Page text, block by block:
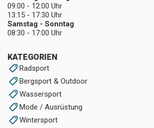
KATEGORIEN
Radsport
Bergsport & Outdoor
Wassersport
Mode / Ausrüstung
Wintersport
09:00 - 12:00 Uhr
13:15 - 17:30 Uhr
Samstag - Sonntag
08:30 - 17:00 Uhr